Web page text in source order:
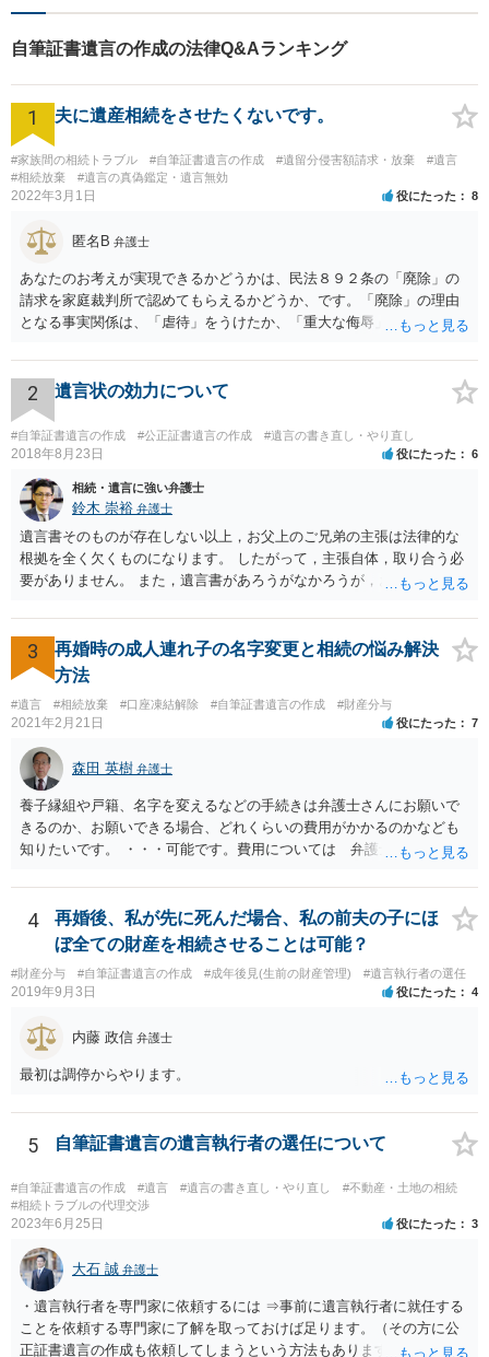
自筆証書遺言の作成の法律Q&Aランキング
1 夫に遺産相続をさせたくないです。
#家族間の相続トラブル #自筆証書遺言の作成 #遺留分侵害額請求・放棄
#遺言
#相続放棄
#遺言の真偽鑑定・遺言無効
2022年3月1日 役にたった 8
匿名B 弁護士
あなたのお考えが実現できるかどうかは、民法８９２条の「廃除」の
請求を家庭裁判所で認めてもらえるかどうか、です。「廃除」の理由
となる事実関係は、「虐待」をうけたか、「重大な侮辱」を受けた
「廃除」は遺言でも可能です（民法８９３条）。 弁護士に具体的な事
情を話して相談して、「廃除」が可能か、実際に法律相談を受けるこ
とをお勧めします。
2 遺言状の効力について
#自筆証書遺言の作成 #公正証書遺言の作成 #遺言の書き直し・やり直し
2018年8月23日 役にたった 6
相続・遺言に強い弁護士
鈴木 崇裕 弁護士
遺言書そのものが存在しない以上，お父上のご兄弟の主張は法律的な
根拠を全く欠くものになります。 したがって，主張自体，取り合う必
要がありません。 また，遺言書があろうがなかろうが，お父上のご兄
ご回答にもありますが， 代理人弁護士をたてて，その弁護士から相手
方に対して， ・相続に関する主張は法的根拠がなく，一切応じないこ
と ・今後一切の連絡をしてこないでほしいこと ・連絡を継続してくる
ようであれば警察への通報や法的措置も辞さないこと などを記載した
書面を発送してもらうことがよろしいように思います。
3
再婚時の成人連れ子の名字変更と相続の悩み解決
方法
#遺言 #相続放棄 #口座凍結解除 #自筆証書遺言の作成 #財産分与
2021年2月21日 役にたった 7
森田 英樹 弁護士
養子縁組や戸籍、名字を変えるなどの手続きは弁護士さんにお願いで
きるのか、お願いできる場合、どれくらいの費用がかかるのかなども
知りたいです。 ・・・可能です。費用については 弁護士と直接面談
ています。 やはり、成人した子のことまでごちゃごちゃ考えず、自分
の事だけ考えるべきなのでしょうか ・・・お子さんの事をまで含め良
い解決案があればお悩みになるのは当然と言えば当然のことです。 彼
と親子関係を結びたいと思っているが、名字は変えたくない・・・養
子縁組の必要があり 氏も変更することになります。 しかし 彼は成人
しているとは言え、自分の子と私の連れ子、全て平等にしたいと希
望。もちろん私もそうできればと思います。 ・・・婚姻前の契約 あ
るいは 遺言書などで その意思を実現する方法はあります。 弁護
士に相談してみてください。
4
再婚後、私が先に死んだ場合、私の前夫の子にほ
ぼ全ての財産を相続させることは可能？
#財産分与 #自筆証書遺言の作成 #成年後見(生前の財産管理) #遺言執行者の選任
2019年9月3日 役にたった 4
内藤 政信 弁護士
最初は調停からやります。
5 自筆証書遺言の遺言執行者の選任について
#自筆証書遺言の作成 #遺言 #遺言の書き直し・やり直し
#不動産・土地の相続
#相続トラブルの代理交渉
2023年6月25日 役にたった 3
大石 誠 弁護士
・遺言執行者を専門家に依頼するには ⇒事前に遺言執行者に就任する
ことを依頼する専門家に了解を取っておけば足ります。（その方に公
正証書遺言の作成も依頼してしまうという方法もあります） 事前に了